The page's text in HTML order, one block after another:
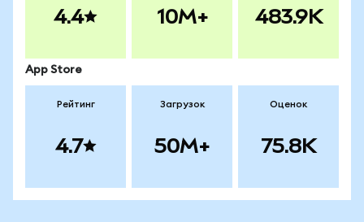
4.4 10M+ 483.9K
App Store
Рейтинг
4.7
Загрузок
50M+
Оценок
75.8K